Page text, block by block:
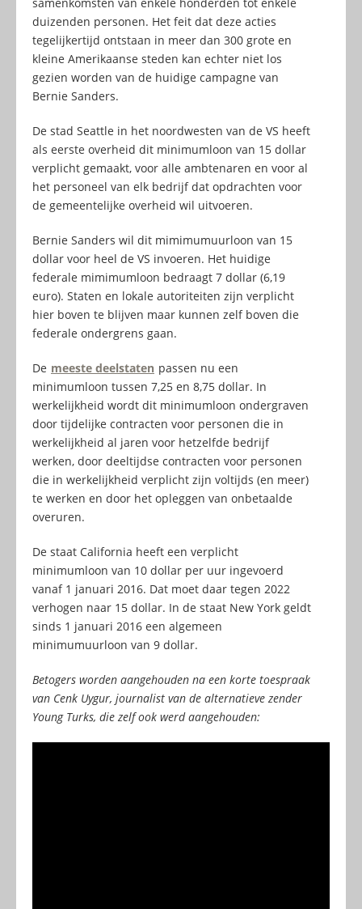
samenkomsten van enkele honderden tot enkele
duizenden personen. Het feit dat deze acties
tegelijkertijd ontstaan in meer dan 300 grote en
kleine Amerikaanse steden kan echter niet los
gezien worden van de huidige campagne van
Bernie Sanders.
De stad Seattle in het noordwesten van de VS heeft
als eerste overheid dit minimumloon van 15 dollar
verplicht gemaakt, voor alle ambtenaren en voor al
het personeel van elk bedrijf dat opdrachten voor
de gemeentelijke overheid wil uitvoeren.
Bernie Sanders wil dit mimimumuurloon van 15
dollar voor heel de VS invoeren. Het huidige
federale mimimumloon bedraagt 7 dollar (6,19
euro). Staten en lokale autoriteiten zijn verplicht
hier boven te blijven maar kunnen zelf boven die
federale ondergrens gaan.
De meeste deelstaten passen nu een
minimumloon tussen 7,25 en 8,75 dollar. In
werkelijkheid wordt dit minimumloon ondergraven
door tijdelijke contracten voor personen die in
werkelijkheid al jaren voor hetzelfde bedrijf
werken, door deeltijdse contracten voor personen
die in werkelijkheid verplicht zijn voltijds (en meer)
te werken en door het opleggen van onbetaalde
overuren.
De staat California heeft een verplicht
minimumloon van 10 dollar per uur ingevoerd
vanaf 1 januari 2016. Dat moet daar tegen 2022
verhogen naar 15 dollar. In de staat New York geldt
sinds 1 januari 2016 een algemeen
minimumuurloon van 9 dollar.
Betogers worden aangehouden na een korte toespraak
van Cenk Uygur, journalist van de alternatieve zender
Young Turks, die zelf ook werd aangehouden: